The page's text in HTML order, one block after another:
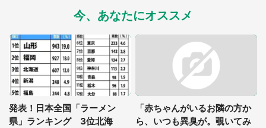
今、あなたにオススメ
発表！日本全国「ラーメン
県」ランキング 3位北海
「赤ちゃんがいるお隣の方か
ら、いつも異臭が。覗いてみ